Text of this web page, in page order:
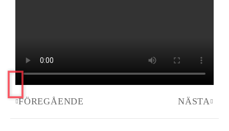
Föregående
FÖREGÅENDE NÄSTANästa